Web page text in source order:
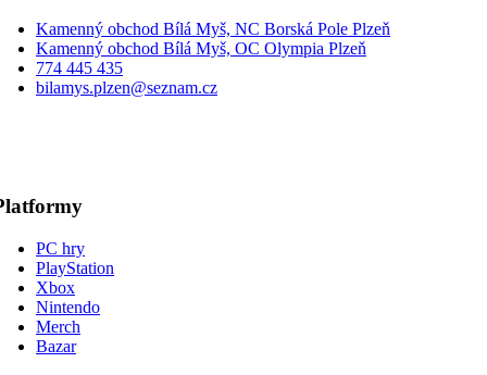
Kamenný obchod Bílá Myš, NC Borská Pole Plzeň
Kamenný obchod Bílá Myš, OC Olympia Plzeň
774 445 435
bilamys.plzen@seznam.cz
PC hry
PlayStation
Xbox
Nintendo
Merch
Bazar